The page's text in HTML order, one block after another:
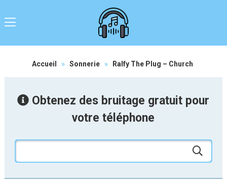
Accueil » Sonnerie » Ralfy The Plug – Church
Obtenez des bruitage gratuit pour
votre téléphone